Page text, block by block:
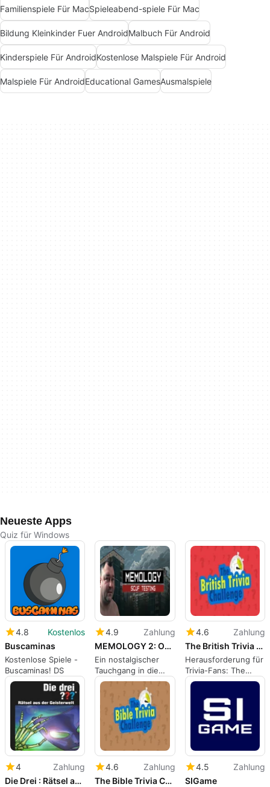
Familienspiele Für MacSpieleabend-spiele Für Mac
Bildung Kleinkinder Fuer AndroidMalbuch Für Android
Kinderspiele Für AndroidKostenlose Malspiele Für Android
Malspiele Für AndroidEducational GamesAusmalspiele
Neueste Apps
Quiz für Windows
4.8
Kostenlos
Buscaminas
Kostenlose Spiele -
Buscaminas! DS
4.9
Zahlung
MEMOLOGY 2: OLD TIMES
Ein nostalgischer
Tauchgang in die
Meme-Geschichte
4.6
Zahlung
The British Trivia Challenge
Herausforderung für
Trivia-Fans: The
British Trivia
4
Zahlung
Die Drei : Rätsel aus der Geisterwelt
4.6
Zahlung
The Bible Trivia Challenge
4.5
Zahlung
SIGame